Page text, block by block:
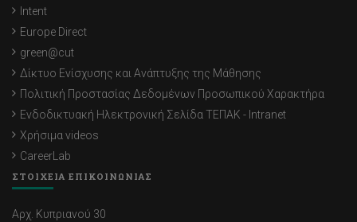
Intent
Europe Direct
green@cut
Δίκτυο Ενίσχυσης και Ανάπτυξης της Μάθησης
Πολιτική Προστασίας Δεδομένων Προσωπικού Χαρακτήρα
Ενδοδικτυακή Ηλεκτρονική Σελίδα ΤΕΠΑΚ - Intranet
Χρήσιμα videos
CareerLab
ΣΤΟΙΧΕΙΑ ΕΠΙΚΟΙΝΩΝΙΑΣ
Αρχ. Κυπριανού 30